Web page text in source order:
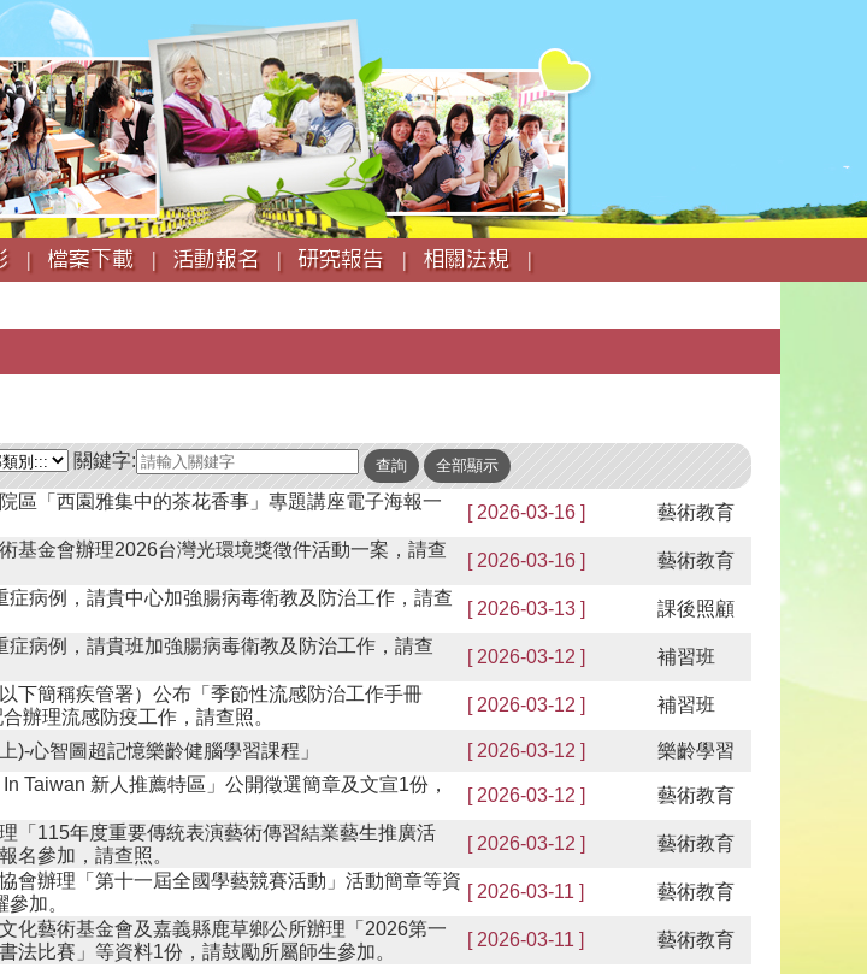
跳
到
主
要
內
容
| 檔案下載 | 活動報名 | 研究報告 |
相關法規 |
關鍵字:
區「西園雅集中的茶花香事」專題講座電子海報一
[ 2026-03-16 ] 藝術教育
基金會辦理2026台灣光環境獎徵件活動一案，請查
[ 2026-03-16 ] 藝術教育
症病例，請貴中心加強腸病毒衛教及防治工作，請查
[ 2026-03-13 ] 課後照顧
症病例，請貴班加強腸病毒衛教及防治工作，請查
[ 2026-03-12 ] 補習班
下簡稱疾管署）公布「季節性流感防治工作手冊
辦理流感防疫工作，請查照。
[ 2026-03-12 ] 補習班
)-心智圖超記憶樂齡健腦學習課程」 [ 2026-03-12 ] 樂齡學習
Taiwan 新人推薦特區」公開徵選簡章及文宣1份，
[ 2026-03-12 ] 藝術教育
「115年度重要傳統表演藝術傳習結業藝生推廣活
名參加，請查照。
[ 2026-03-12 ] 藝術教育
會辦理「第十一屆全國學藝競賽活動」活動簡章等資
加。
[ 2026-03-11 ] 藝術教育
化藝術基金會及嘉義縣鹿草鄉公所辦理「2026第一
法比賽」等資料1份，請鼓勵所屬師生參加。
[ 2026-03-11 ] 藝術教育